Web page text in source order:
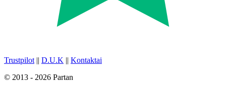
Trustpilot || D.U.K || Kontaktai
© 2013 - 2026 Partan